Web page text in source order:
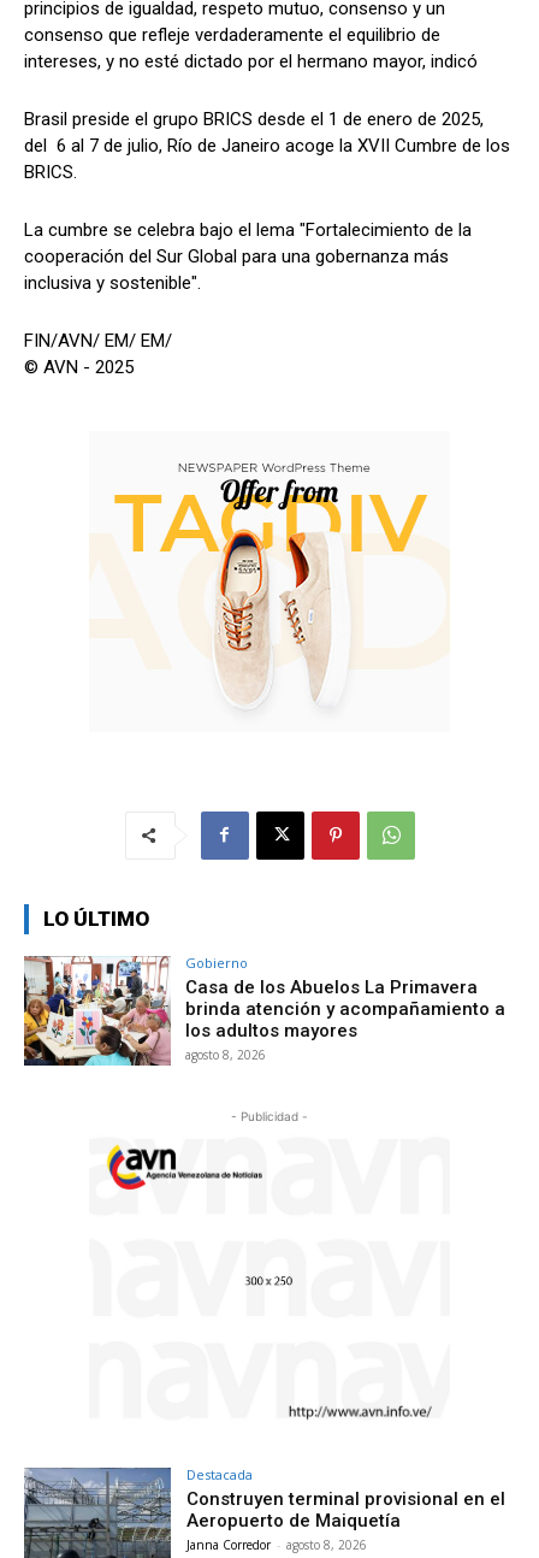
principios de igualdad, respeto mutuo, consenso y un
consenso que refleje verdaderamente el equilibrio de
intereses, y no esté dictado por el hermano mayor, indicó
Brasil preside el grupo BRICS desde el 1 de enero de 2025,
del 6 al 7 de julio, Río de Janeiro acoge la XVII Cumbre de los
BRICS.
La cumbre se celebra bajo el lema "Fortalecimiento de la
cooperación del Sur Global para una gobernanza más
inclusiva y sostenible".
FIN/AVN/ EM/ EM/
© AVN - 2025
LO ÚLTIMO
Gobierno
Casa de los Abuelos La Primavera
brinda atención y acompañamiento a
los adultos mayores
agosto 8, 2026
- Publicidad -
Destacada
Construyen terminal provisional en el
Aeropuerto de Maiquetía
Janna Corredor - agosto 8, 2026